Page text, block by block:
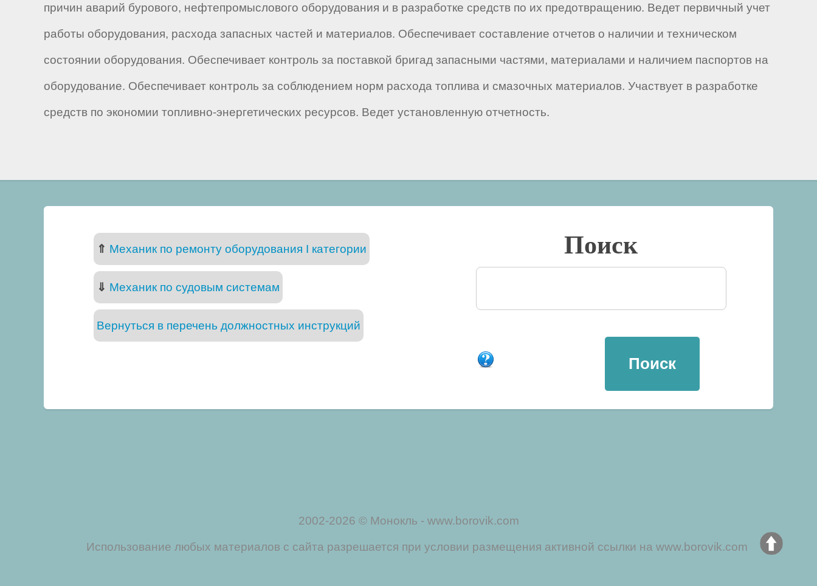
причин аварий бурового, нефтепромыслового оборудования и в разработке средств по их предотвращению. Ведет первичный учет
работы оборудования, расхода запасных частей и материалов. Обеспечивает составление отчетов о наличии и техническом
состоянии оборудования. Обеспечивает контроль за поставкой бригад запасными частями, материалами и наличием паспортов на
оборудование. Обеспечивает контроль за соблюдением норм расхода топлива и смазочных материалов. Участвует в разработке
средств по экономии топливно-энергетических ресурсов. Ведет установленную отчетность.
⇑ Механик по ремонту оборудования I категории
⇓ Механик по судовым системам
Вернуться в перечень должностных инструкций
Поиск
2002-2026 © Монокль - www.borovik.com
Использование любых материалов с сайта разрешается при условии размещения активной ссылки на www.borovik.com